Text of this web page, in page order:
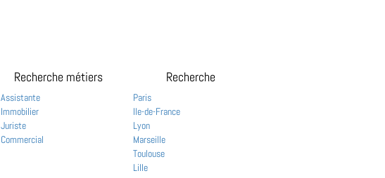
Recherche métiers
Assistante
Immobilier
Juriste
Commercial
Recherche
Paris
Ile-de-France
Lyon
Marseille
Toulouse
Lille